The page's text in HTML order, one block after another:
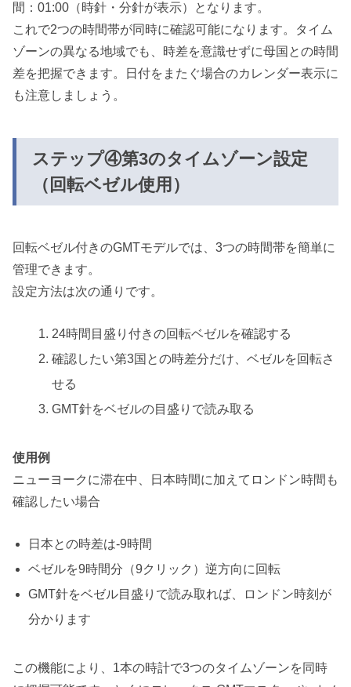
間：01:00（時針・分針が表示）となります。
これで2つの時間帯が同時に確認可能になります。タイム
ゾーンの異なる地域でも、時差を意識せずに母国との時間
差を把握できます。日付をまたぐ場合のカレンダー表示に
も注意しましょう。
ステップ④第3のタイムゾーン設定
（回転ベゼル使用）
回転ベゼル付きのGMTモデルでは、3つの時間帯を簡単に
管理できます。
設定方法は次の通りです。
24時間目盛り付きの回転ベゼルを確認する
確認したい第3国との時差分だけ、ベゼルを回転さ
せる
GMT針をベゼルの目盛りで読み取る
使用例
ニューヨークに滞在中、日本時間に加えてロンドン時間も
確認したい場合
日本との時差は-9時間
ベゼルを9時間分（9クリック）逆方向に回転
GMT針をベゼル目盛りで読み取れば、ロンドン時刻が
分かります
この機能により、1本の時計で3つのタイムゾーンを同時